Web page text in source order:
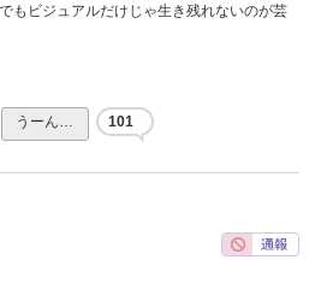
もビジュアルだけじゃ生き残れないのが芸
うーん… 101